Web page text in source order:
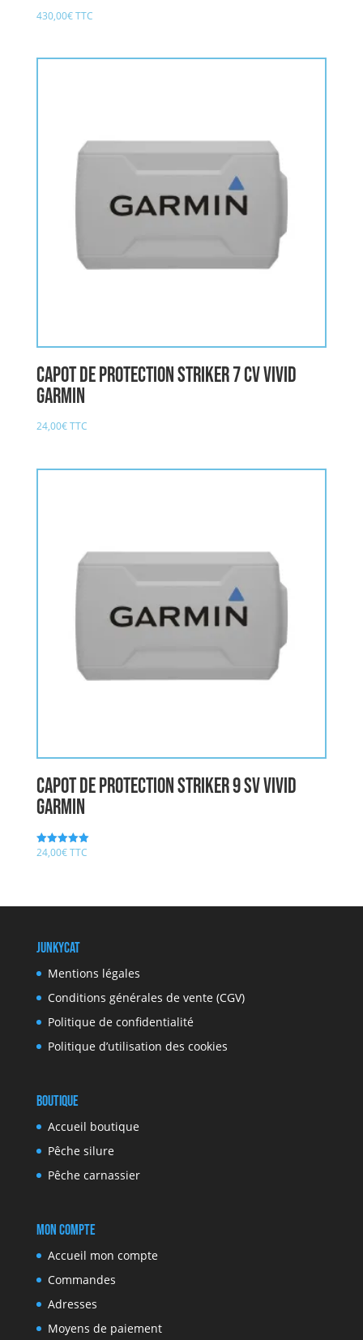
430,00€TTC
Capot de protection Striker 7 cv vivid
GARMIN
24,00€TTC
Capot de protection Striker 9 sv vivid
GARMIN
Note
24,00€TTC
JunkyCat
Mentions légales
Conditions générales de vente (CGV)
Politique de confidentialité
Politique d’utilisation des cookies
Boutique
Accueil boutique
Pêche silure
Pêche carnassier
Mon compte
Accueil mon compte
Commandes
Adresses
Moyens de paiement